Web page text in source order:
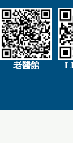
老醫館